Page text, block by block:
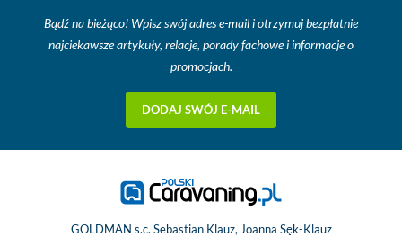
Bądź na bieżąco! Wpisz swój adres e-mail i otrzymuj bezpłatnie
najciekawsze artykuły, relacje, porady fachowe i informacje o
promocjach.
DODAJ SWÓJ E-MAIL
GOLDMAN s.c. Sebastian Klauz, Joanna Sęk-Klauz